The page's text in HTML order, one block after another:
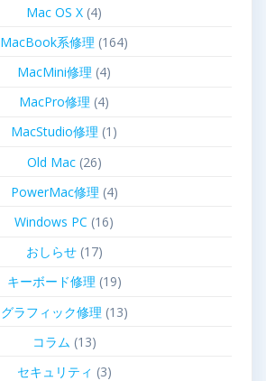
Mac OS X (4)
MacBook系修理 (164)
MacMini修理 (4)
MacPro修理 (4)
MacStudio修理 (1)
Old Mac(26)
PowerMac修理 (4)
Windows PC (16)
おしらせ(17)
キーボード修理 (19)
グラフィック修理 (13)
コラム (13)
セキュリティ (3)